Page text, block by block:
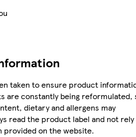
taken to ensure product
are constantly being reformulated,
dietary and allergens may
read the product label and not rely
provided on the website.